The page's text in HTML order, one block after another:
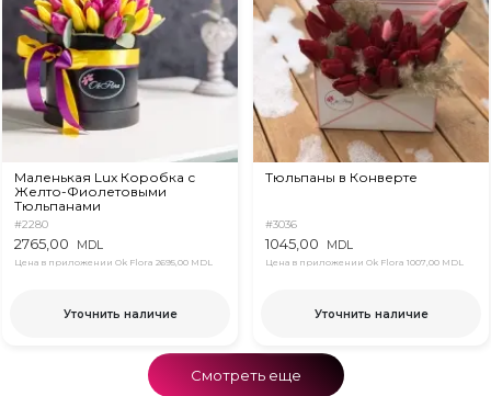
Маленькая Lux Коробка с
Желто-Фиолетовыми
Тюльпанами
#2280
2765,00 MDL
Цена в приложении Ok Flora 2695,00 MDL
Уточнить наличие
Тюльпаны в Конверте
#3036
1045,00 MDL
Цена в приложении Ok Flora 1007,00 MDL
Уточнить наличие
Смотреть еще